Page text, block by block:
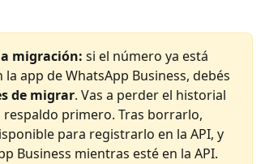
migración: si el número ya está
app de WhatsApp Business, debés
de migrar. Vas a perder el historial
respaldo primero. Tras borrarlo,
para registrarlo en la API, y
Business mientras esté en la API.